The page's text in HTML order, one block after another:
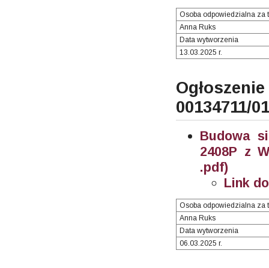
Osoba odpowiedzialna za
Anna Ruks
Data wytworzenia
13.03.2025 r.
00134711/
Budowa
2408P z
.pdf)
Link
Osoba odpowiedzialna za
Anna Ruks
Data wytworzenia
06.03.2025 r.